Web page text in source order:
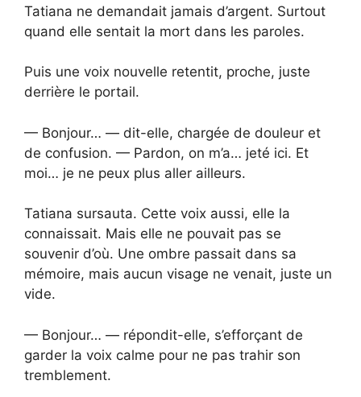
Tatiana ne demandait jamais d’argent. Surtout
quand elle sentait la mort dans les paroles.
Puis une voix nouvelle retentit, proche, juste
derrière le portail.
— Bonjour… — dit-elle, chargée de douleur et
de confusion. — Pardon, on m’a… jeté ici. Et
moi… je ne peux plus aller ailleurs.
Tatiana sursauta. Cette voix aussi, elle la
connaissait. Mais elle ne pouvait pas se
souvenir d’où. Une ombre passait dans sa
mémoire, mais aucun visage ne venait, juste un
vide.
— Bonjour… — répondit-elle, s’efforçant de
garder la voix calme pour ne pas trahir son
tremblement.